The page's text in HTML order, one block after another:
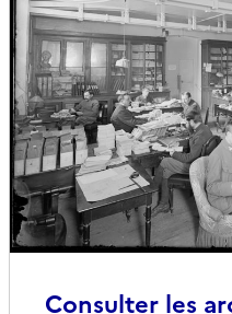
Consulter les